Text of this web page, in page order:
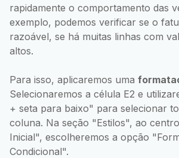
rapidamente o comportamento das
exemplo, podemos verificar se o
razoável, se há muitas linhas com
altos.
Para isso, aplicaremos uma
Selecionaremos a célula E2 e
+ seta para baixo" para selecionar
coluna. Na seção "Estilos", ao
Inicial", escolheremos a opção
Condicional".